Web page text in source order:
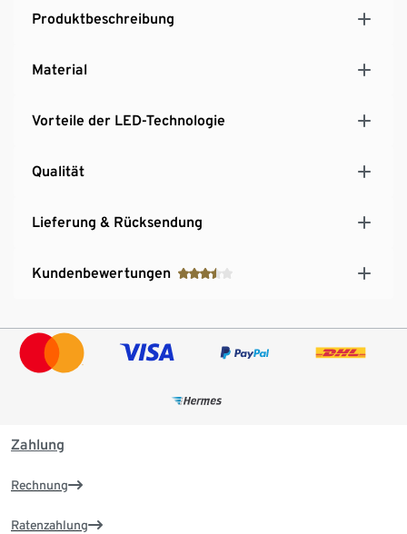
Produktbeschreibung
Material
Vorteile der LED-Technologie
Qualität
Lieferung & Rücksendung
Kundenbewertungen
Zahlung
Rechnung
Ratenzahlung